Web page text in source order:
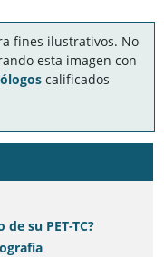
fines ilustrativos. No
esta imagen con
calificados
su PET-TC?